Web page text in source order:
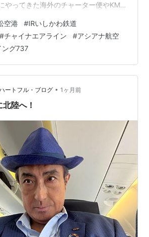
やってきた海外のチャーター便やKMQ
営統合直前のあの機体もやってき
この日はKMQで撮影。 JA329J
田からのJALを撮影。 普段通りB738
LCL HKE804便 香港からのHKE便が
空港 #IRいしかわ鉄道
#チャイナエアライン #アシアナ航空
ング737
ートフル・ブログ • 1ヶ月前
陸へ！